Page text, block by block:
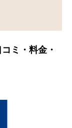
ミ・料金・